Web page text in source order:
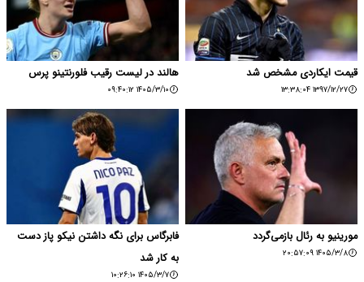
قیمت ایکاردی مشخص شد
۱۳۹۷/۱۲/۲۷ ۱۳:۳۸:۰۴
هالند در لیست رقیب فلورنتینو پرس
۱۴۰۵/۳/۱۰ ۰۹:۴۰:۱۲
مورینیو به رئال بازمی‌گردد
۱۴۰۵/۳/۸ ۲۰:۵۷:۰۹
فابرگاس برای نگه داشتن نیکو پاز دست
به کار شد
۱۴۰۵/۳/۷ ۱۰:۲۶:۱۰